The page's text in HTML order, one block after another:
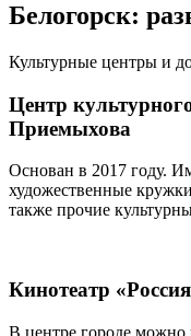
Белогорск:
Культурные центры и
Центр
Приемыхова
Основан в 2017 году.
художественные
также прочие
Кинотеатр
В центре городе можно